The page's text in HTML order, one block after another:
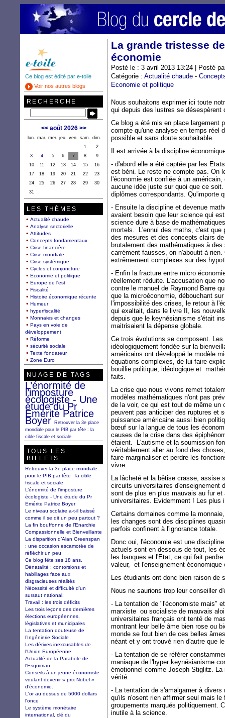
La grande tristesse
économie
Posté le : 3 avril 2013 13:24 | Posté
Catégorie : Actualité chaude -
Economie et politique
Nous souhaitons exprimer ici toute
qui depuis des lustres se
Ce blog a été mis en place largement
compte qu'une analyse en temps réel
possible et sans doute souhaitable.
Il est arrivée à la discipline
- d'abord elle a été captée par les
est béni. Le reste ne compte pas. On
l'économie est confiée à un
aucune idée juste sur quoi que ce
diplômes correspondants. Qu'importe
- Ensuite la discipline et devenue
avaient besoin que leur science qui
science dure à base de
mortels. L'ennui des maths, c'est que
des mesures et des concepts clairs
brutalement des mathématiques à
carrément fausses, on n'aboutit à
extrêmement complexes sur des
- Enfin la fracture entre micro
réellement réduite. L'accusation que
contre le manuel de Raymond Barre
que la microéconomie, débouchant
l'impossibilité des crises, le retour à
qui exaltait, dans le livre II, les
depuis que le keynésianisme s'était
maitrisaient la dépense globale.
Ce trois évolutions se composent.
idéologiquement fondée sur la
américains ont développé le modèle
équations complexes, de lui faire
bouillie politique, idéologique et
faits.
La crise que nous vivons remet
modèles mathématiques n'ont pas
de la voir, ce qui est tout de même un
peuvent pas anticiper des ruptures et
puissance américaine aussi bien
bœuf sur la langue de tous les
causes de la crise dans des
étaient. L'autisme et la soumission
véritablement aller au fond des
faire marginaliser et perdre les
vivre.
La lâcheté et la bêtise crasse, assise
circuits universitaires d'enseignement
sont de plus en plus mauvais au fur
universitaires. Evidemment ! Les plus
Certains domaines comme la
les changes sont des disciplines
parfois confinent à l'ignorance totale.
Donc oui, l'économie est une
actuels sont en dessous de tout, les
les banques et l'Etat, ce qui fait
valeur, et l'enseignement
Les étudiants ont donc bien raison de
Nous ne saurions trop leur conseiller
- La tentation de "l'économiste mais"
marxiste ou socialiste de mauvais
universitaires français ont tenté de
montrant leur belle âme bien rose ou
monde se fout bien de ces belles
néant et y ont trouvé rien d'autre que
- La tentation de se référer
maniaque de l'hyper keynésianisme
émotionnel comme Joseph Stiglitz.
vérité.
- La tentation de s'amalgamer à
qu'ils n'osent rien affirmer seul mais
groupements marqués politiquement.
inutile à la science.
Ce blog est édité par e-toile
Voir nos autres blogs
RECHERCHE
<< août 2026 >>
lun. mar. mer. jeu. ven. sam.
dim.
1
2
3
4 5 6 7 8
9
10
11 12 13 14 15
16
17
18 19 20 21 22
23
24
25 26 27 28 29
30
31
LES THÈMES
Actualité chaude
Analyse sectorielle
Attitudes
Concepts fondamentaux
Crise financière
Crise mondiale
Crise systémique
Cycles et conjoncture
Economie et politique
Europe de l'est
Fiscalité
Histoire économique récente
Humeur
hyperfiscalité
Monnaies et changes
Pays en voie de
développement
Réforme
sécurité sociale
Texte fondateur
Zone Euro
NUAGE DE TAGS
L’énormité de
l’imposture
écologiste - Une
étude du Pr
Emérite Patrice
BoyerRetrouver la 3e place
mondiale pour le PIB par tête : la
cible fiscale et sociale
TOUS LES
BILLETS
Retrouver la 3e place mondiale
pour le PIB par tête : la cible
fiscale et sociale
L’énormité de l’imposture
écologiste - Une étude du Pr
Emérite Patrice Boyer
Le niveau scolaire a-t-il baissé
comme il se dit un peu partout ?
La fin bouffonne de l’Enarchie
Compassionnelle et Bienveillante
La disparition d’Alan Greenspan
: une occasion escamotée de
réfléchir un peu
Ce blog fête ses 18 ans.
Dénatalité : contorsions et
habillages face aux
disgracieuses réalités
Nécessité et difficulté d'un
sursaut national.
Travail : les trois déficits
Les trois leçons des dernières
élections européennes,
législatives et municipales
La tentation douteuse de
l’Ingénierie Sociale
Les dérives inexcusables de
l'Union Européenne
Actualité de la Parabole de
l'Esquimau
Conseils à un jeune économiste
voulant devenir « prix Nobel »
d’économie.
L'or au dessus de 5000 dollars
l'once
Le système monétaire
international, clé du